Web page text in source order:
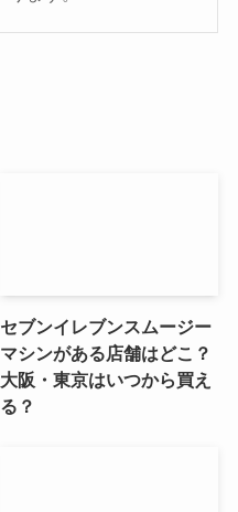
セブンイレブンスムージー
マシンがある店舗はどこ？
大阪・東京はいつから買え
る？